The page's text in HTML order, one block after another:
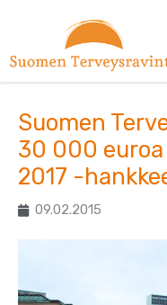
Suomen
30 000
2017 -
09.02.2015